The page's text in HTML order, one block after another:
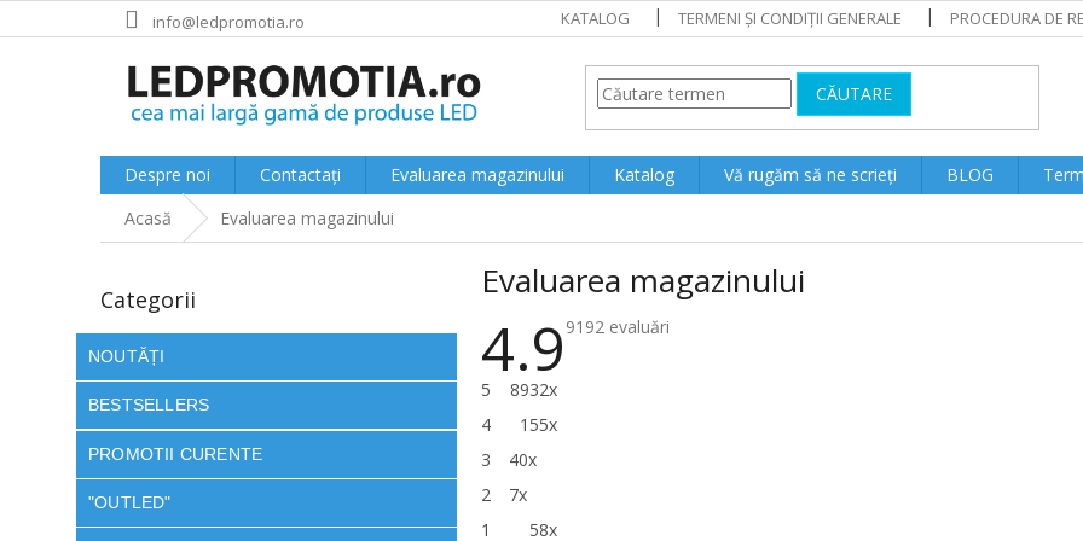
la
info@ledpromotia.ro KATALOG TERMENI ȘI CONDIȚII GENERALE PROCEDURA DE
CĂUTARE
Despre noi Contactați Evaluarea magazinului Katalog Vă rugăm să ne scrieți BLOG
Acasă
Evaluarea magazinului
r
ă
l
a
t
e
r
a
l
peste
Categorii
NOUTĂȚI
BESTSELLERS
PROMOTII CURENTE
"OUTLED"
Evaluarea magazinului
4.9 Evaluarea
9192 evaluări
5
8932x
4
155x
3
40x
2
7x
1
58x